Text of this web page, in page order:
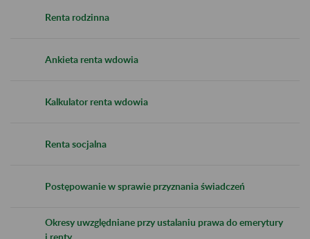
Renta rodzinna
Ankieta renta wdowia
Kalkulator renta wdowia
Renta socjalna
Postępowanie w sprawie przyznania świadczeń
Okresy uwzględniane przy ustalaniu prawa do emerytury
i renty